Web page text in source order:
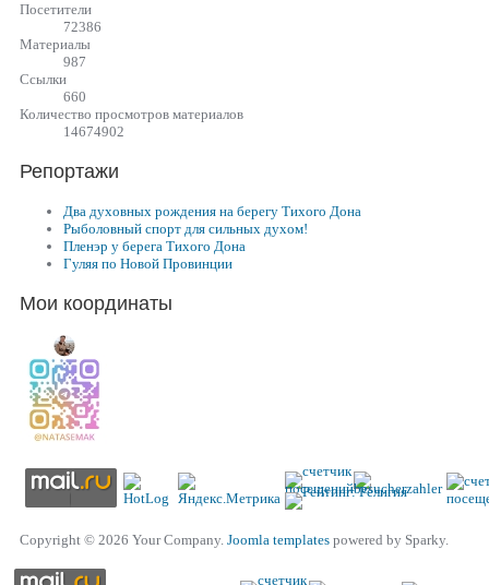
Посетители
72386
Материалы
987
Cсылки
660
Количество просмотров материалов
14674902
Репортажи
Два духовных рождения на берегу Тихого Дона
Рыболовный спорт для сильных духом!
Пленэр у берега Тихого Дона
Гуляя по Новой Провинции
Мои координаты
Copyright © 2026 Your Company. Joomla templates powered by Sparky.